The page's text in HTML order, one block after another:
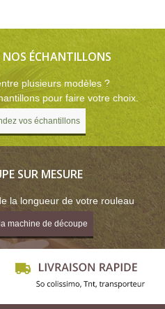
NOS ÉCHANTILLONS
plusieurs modèles ?
pour faire votre choix.
vos échantillons
SUR MESURE
la longueur de votre rouleau
machine de découpe